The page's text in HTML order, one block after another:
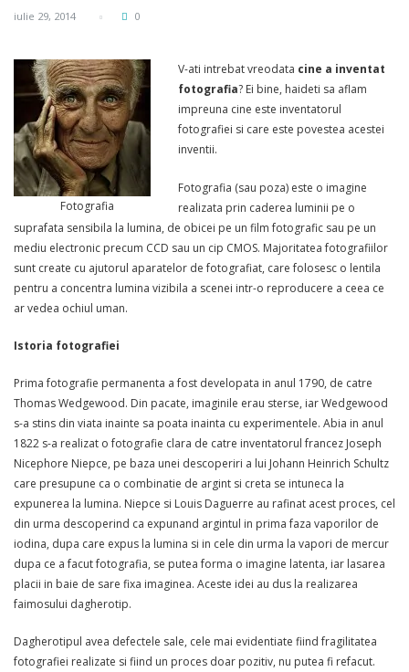
iulie 29, 2014 0
Fotografia
V-ati intrebat vreodata cine a inventat
fotografia? Ei bine, haideti sa aflam
impreuna cine este inventatorul
fotografiei si care este povestea acestei
inventii.
Fotografia (sau poza) este o imagine
realizata prin caderea luminii pe o
suprafata sensibila la lumina, de obicei pe un film fotografic sau pe un
mediu electronic precum CCD sau un cip CMOS. Majoritatea fotografiilor
sunt create cu ajutorul aparatelor de fotografiat, care folosesc o lentila
pentru a concentra lumina vizibila a scenei intr-o reproducere a ceea ce
ar vedea ochiul uman.
Istoria fotografiei
Prima fotografie permanenta a fost developata in anul 1790, de catre
Thomas Wedgewood. Din pacate, imaginile erau sterse, iar Wedgewood
s-a stins din viata inainte sa poata inainta cu experimentele. Abia in anul
1822 s-a realizat o fotografie clara de catre inventatorul francez Joseph
Nicephore Niepce, pe baza unei descoperiri a lui Johann Heinrich Schultz
care presupune ca o combinatie de argint si creta se intuneca la
expunerea la lumina. Niepce si Louis Daguerre au rafinat acest proces, cel
din urma descoperind ca expunand argintul in prima faza vaporilor de
iodina, dupa care expus la lumina si in cele din urma la vapori de mercur
dupa ce a facut fotografia, se putea forma o imagine latenta, iar lasarea
placii in baie de sare fixa imaginea. Aceste idei au dus la realizarea
faimosului dagherotip.
Dagherotipul avea defectele sale, cele mai evidentiate fiind fragilitatea
fotografiei realizate si fiind un proces doar pozitiv, nu putea fi refacut.